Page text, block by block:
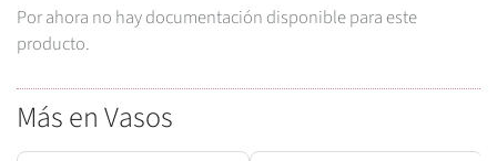
Por ahora no hay documentación disponible para este
producto.
Más en Vasos